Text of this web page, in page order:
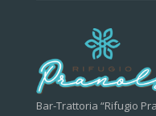
Bar-Trattoria “Rifugio